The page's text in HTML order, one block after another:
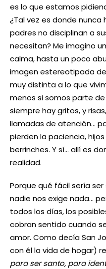
es lo que estamos
¿Tal vez es donde nunca
padres no disciplinan a
necesitan? Me imagino
calma, hasta un poco
imagen estereotipada
muy distinta a lo que
menos si somos parte
siempre hay gritos, y
llamadas de atención…
pierden la paciencia,
berrinches. Y sí… allí es
realidad.
Porque qué fácil sería
nadie nos exige nada…
todos los días, los
cobran sentido cuando
amor. Como decía San
con él la vida de hogar)
para ser santo, para